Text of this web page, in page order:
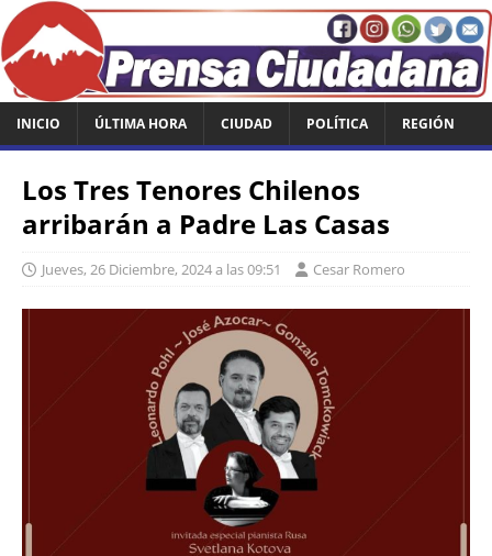
INICIO ÚLTIMA HORA CIUDAD POLÍTICA REGIÓN
Los Tres Tenores Chilenos
arribarán a Padre Las Casas
Jueves, 26 Diciembre, 2024 a las 09:51 Cesar Romero